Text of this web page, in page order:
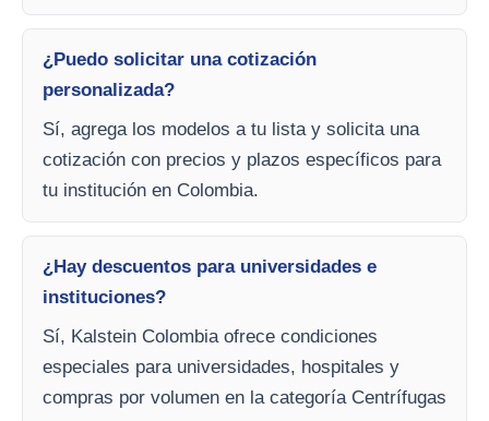
¿Puedo solicitar una cotización
personalizada?
Sí, agrega los modelos a tu lista y solicita una
cotización con precios y plazos específicos para
tu institución en Colombia.
¿Hay descuentos para universidades e
instituciones?
Sí, Kalstein Colombia ofrece condiciones
especiales para universidades, hospitales y
compras por volumen en la categoría Centrífugas